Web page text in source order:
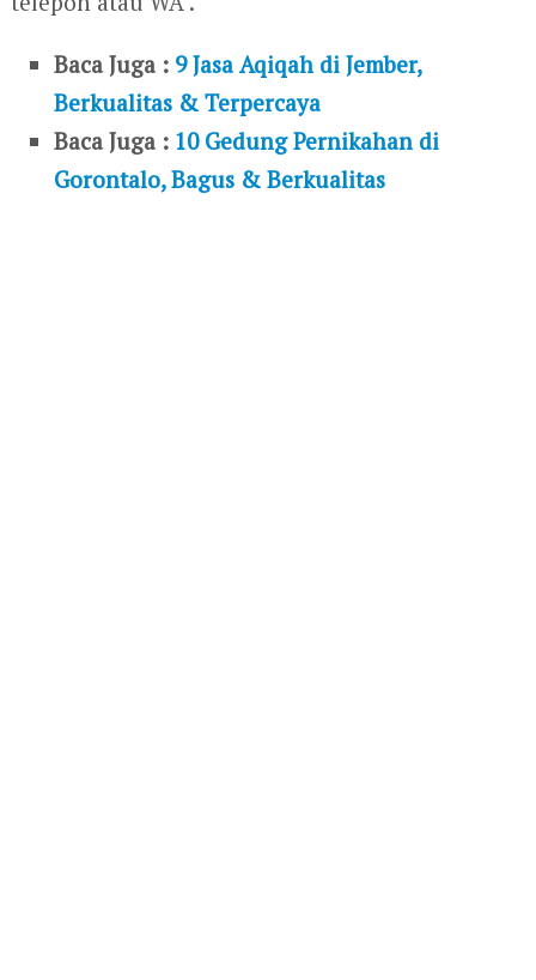
Baca Juga : 9 Jasa Aqiqah di Jember,
Berkualitas & Terpercaya
Baca Juga : 10 Gedung Pernikahan di
Gorontalo, Bagus & Berkualitas